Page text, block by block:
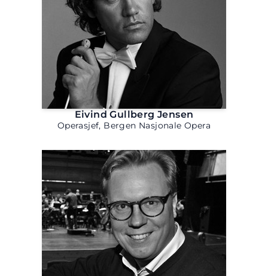
Eivind Gullberg Jensen
Operasjef, Bergen Nasjonale Opera